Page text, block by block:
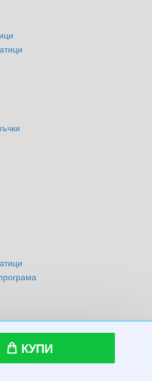
КУПИ
Всички права запазени